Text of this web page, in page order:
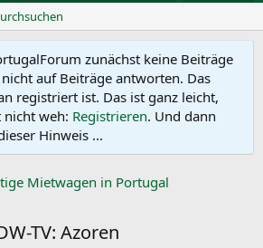
zunächst keine Beiträge
auf Beiträge antworten. Das
registriert ist. Das ist ganz leicht,
weh: Registrieren. Und dann
Hinweis ...
TV: Azoren